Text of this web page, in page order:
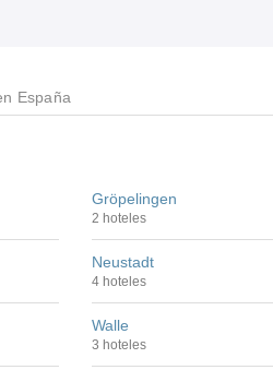
España
Gröpelingen
2 hoteles
Neustadt
4 hoteles
Walle
3 hoteles